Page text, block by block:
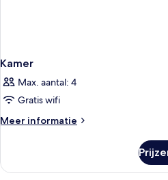
Kamer
Max. aantal: 4
Gratis wifi
Meer informatie
Meer